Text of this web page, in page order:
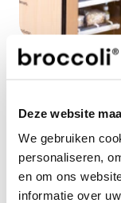
Deze website
We gebruiken
personaliseren,
en om ons
informatie over
Noot voor de
Voor meer
businesses,
purpose.